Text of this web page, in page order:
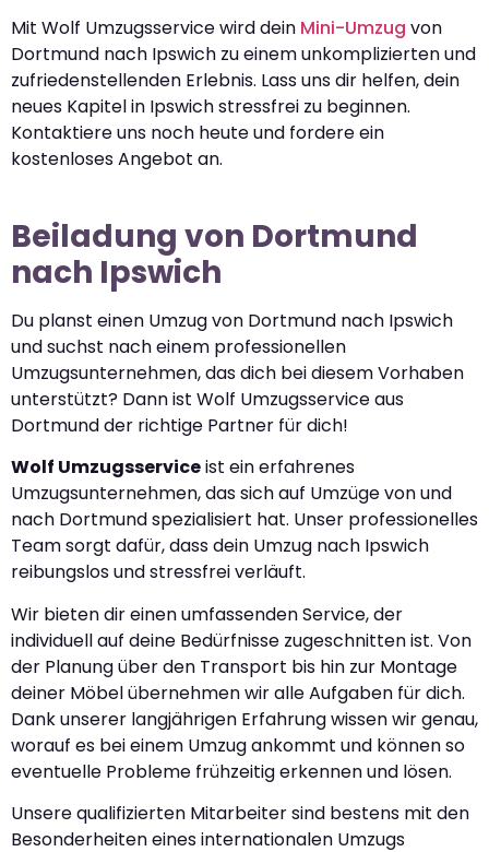
Mit Wolf Umzugsservice wird dein Mini-Umzug von
Dortmund nach Ipswich zu einem unkomplizierten und
zufriedenstellenden Erlebnis. Lass uns dir helfen, dein
neues Kapitel in Ipswich stressfrei zu beginnen.
Kontaktiere uns noch heute und fordere ein
kostenloses Angebot an.
Beiladung von Dortmund
nach Ipswich
Du planst einen Umzug von Dortmund nach Ipswich
und suchst nach einem professionellen
Umzugsunternehmen, das dich bei diesem Vorhaben
unterstützt? Dann ist Wolf Umzugsservice aus
Dortmund der richtige Partner für dich!
Wolf Umzugsserviceist ein erfahrenes
Umzugsunternehmen, das sich auf Umzüge von und
nach Dortmund spezialisiert hat. Unser professionelles
Team sorgt dafür, dass dein Umzug nach Ipswich
reibungslos und stressfrei verläuft.
Wir bieten dir einen umfassenden Service, der
individuell auf deine Bedürfnisse zugeschnitten ist. Von
der Planung über den Transport bis hin zur Montage
deiner Möbel übernehmen wir alle Aufgaben für dich.
Dank unserer langjährigen Erfahrung wissen wir genau,
worauf es bei einem Umzug ankommt und können so
eventuelle Probleme frühzeitig erkennen und lösen.
Unsere qualifizierten Mitarbeiter sind bestens mit den
Besonderheiten eines internationalen Umzugs